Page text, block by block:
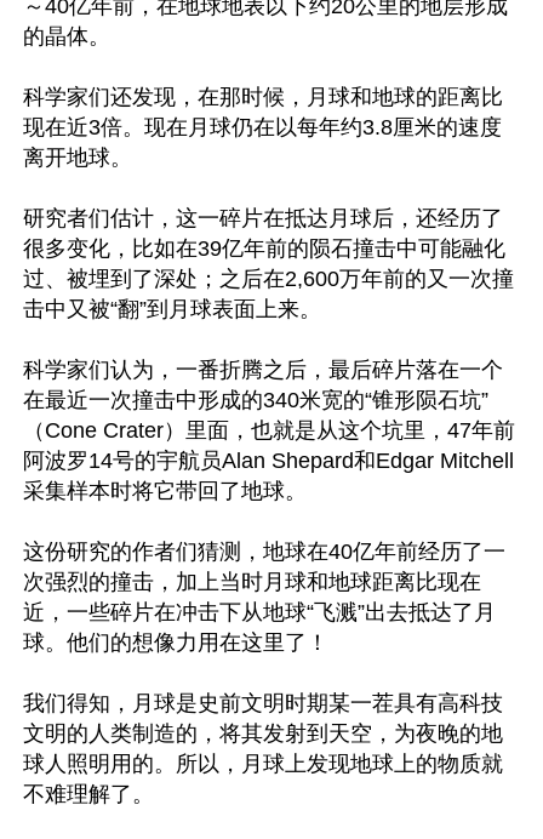
～40亿年前，在地球地表以下约20公里的地层形成
的晶体。
科学家们还发现，在那时候，月球和地球的距离比
现在近3倍。现在月球仍在以每年约3.8厘米的速度
离开地球。
研究者们估计，这一碎片在抵达月球后，还经历了
很多变化，比如在39亿年前的陨石撞击中可能融化
过、被埋到了深处；之后在2,600万年前的又一次撞
击中又被“翻”到月球表面上来。
科学家们认为，一番折腾之后，最后碎片落在一个
在最近一次撞击中形成的340米宽的“锥形陨石坑”
（Cone Crater）里面，也就是从这个坑里，47年前
阿波罗14号的宇航员Alan Shepard和Edgar Mitchell
采集样本时将它带回了地球。
这份研究的作者们猜测，地球在40亿年前经历了一
次强烈的撞击，加上当时月球和地球距离比现在
近，一些碎片在冲击下从地球“飞溅”出去抵达了月
球。他们的想像力用在这里了！
我们得知，月球是史前文明时期某一茬具有高科技
文明的人类制造的，将其发射到天空，为夜晚的地
球人照明用的。所以，月球上发现地球上的物质就
不难理解了。